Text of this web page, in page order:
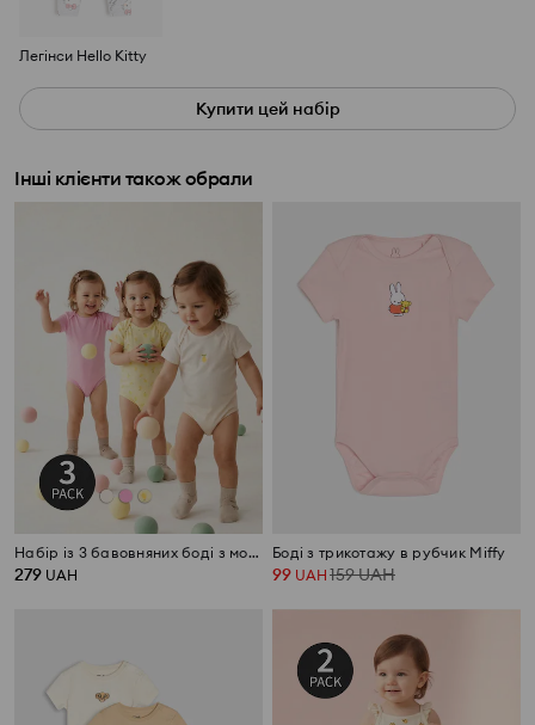
Легінси Hello Kitty
Купити цей набір
Інші клієнти також обрали
Набір із 3 бавовняних боді з мотивом лимонів
279 UAH
Боді з трикотажу в рубчик Miffy
99 UAH 159UAH